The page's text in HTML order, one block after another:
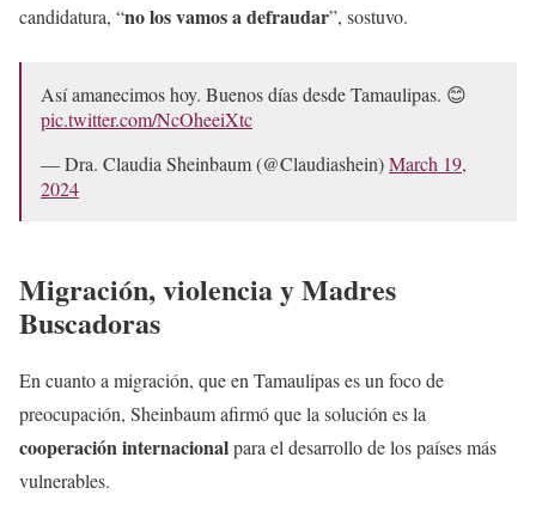
candidatura, “no los vamos a defraudar”, sostuvo.
Así amanecimos hoy. Buenos días desde Tamaulipas. 😊
pic.twitter.com/NcOheeiXtc
— Dra. Claudia Sheinbaum (@Claudiashein)March 19,
2024
Migración, violencia y Madres
Buscadoras
En cuanto a migración, que en Tamaulipas es un foco de
preocupación, Sheinbaum afirmó que la solución es la
cooperación internacionalpara el desarrollo de los países más
vulnerables.